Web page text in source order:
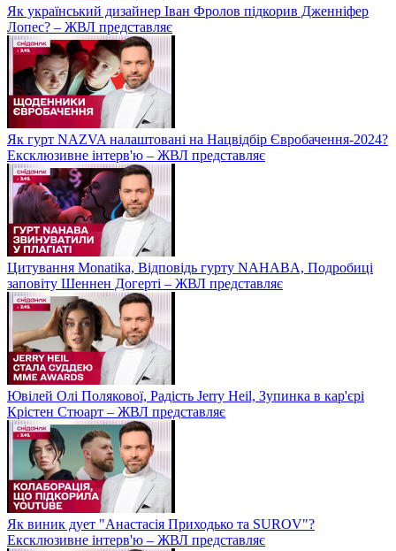
Як український дизайнер Іван Фролов підкорив Дженніфер
Лопес? – ЖВЛ представляє
Як гурт NAZVA налаштовані на Нацвідбір Євробачення-2024?
Ексклюзивне інтерв'ю – ЖВЛ представляє
Цитування Monatikа, Відповідь гурту NAHABA, Подробиці
заповіту Шеннен Догерті – ЖВЛ представляє
Ювілей Олі Полякової, Радість Jerry Heil, Зупинка в кар'єрі
Крістен Стюарт – ЖВЛ представляє
Як виник дует "Анастасія Приходько та SUROV"?
Ексклюзивне інтерв'ю – ЖВЛ представляє